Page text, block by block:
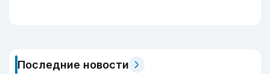
Последние новости